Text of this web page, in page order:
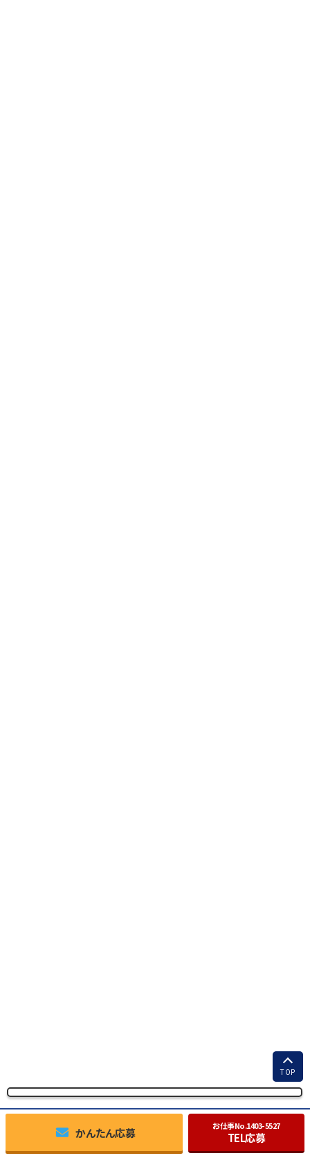
お仕事No.1403-5527
TEL応募
かんたん応募
TOP